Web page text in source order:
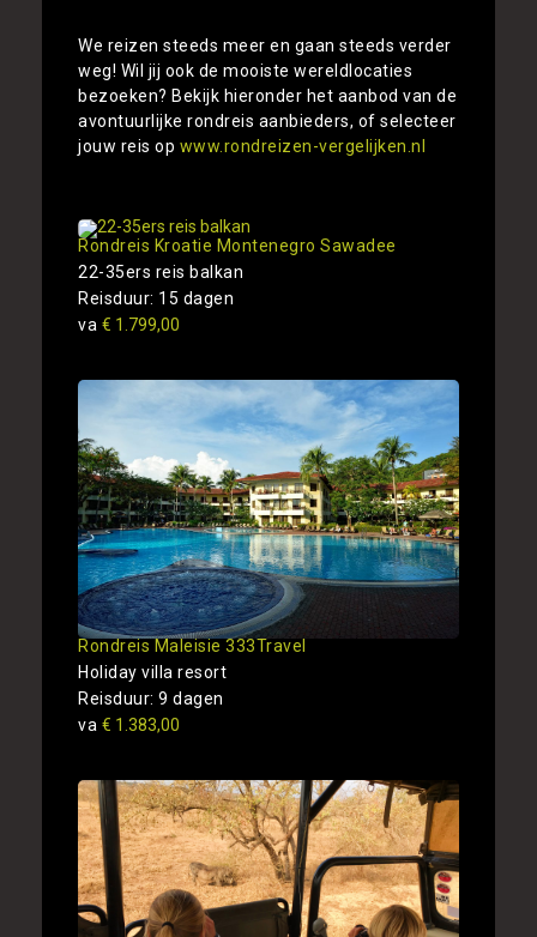
We reizen steeds meer en gaan steeds verder
weg! Wil jij ook de mooiste wereldlocaties
bezoeken? Bekijk hieronder het aanbod van de
avontuurlijke rondreis aanbieders, of selecteer
jouw reis op www.rondreizen-vergelijken.nl
Rondreis Kroatie Montenegro Sawadee
22-35ers reis balkan
Reisduur: 15 dagen
va € 1.799,00
Rondreis Maleisie 333Travel
Holiday villa resort
Reisduur: 9 dagen
va € 1.383,00